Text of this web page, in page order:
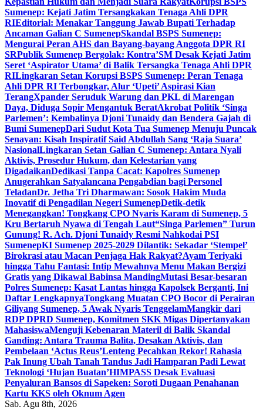
Sumenep: Kejati Jatim Tersangkakan Tenaga Ahli DPR
RIEditorial: Menakar Tanggung Jawab Bupati Terhadap
Ancaman Galian C SumenepSkandal BSPS Sumenep:
Mengurai Peran AHS dan Bayang-bayang Anggota DPR RI
SRPublik Sumenep Bergolak: Kontra’SM Desak Kejati Jatim
Seret ‘Aspirator Utama’ di Balik Tersangka Tenaga Ahli DPR
RILingkaran Setan Korupsi BSPS Sumenep: Peran Tenaga
Ahli DPR RI Terbongkar, Alur ‘Upeti’ Aspirasi Kian
TerangXpander Seruduk Warung dan PKL di Marengan
Daya, Diduga Sopir Mengantuk BeratAkrobat Politik ‘Singa
Parlemen’: Kembalinya Djoni Tunaidy dan Bendera Gajah di
Bumi SumenepDari Sudut Kota Tua Sumenep Menuju Puncak
Senayan: Kisah Inspiratif Said Abdullah Sang ‘Raja Suara’
NasionalLingkaran Setan Galian C Sumenep: Antara Nyali
Aktivis, Prosedur Hukum, dan Kelestarian yang
DigadaikanDedikasi Tanpa Cacat: Kapolres Sumenep
Anugerahkan Satyalancana Pengabdian bagi Personel
TeladanDr. Jetha Tri Dharmawan: Sosok Hakim Muda
Inovatif di Pengadilan Negeri SumenepDetik-detik
Menegangkan! Tongkang CPO Nyaris Karam di Sumenep, 5
Kru Bertaruh Nyawa di Tengah Laut“Singa Parlemen” Turun
Gunung! R. Ach. Djoni Tunaidy Resmi Nahkodai PSI
SumenepKI Sumenep 2025-2029 Dilantik: Sekadar ‘Stempel’
Birokrasi atau Macan Penjaga Hak Rakyat?Ayam Teriyaki
hingga Tahu Fantasi: Intip Mewahnya Menu Makan Bergizi
Gratis yang Dikawal Babinsa MandingMutasi Besar-besaran
Polres Sumenep: Kasat Lantas hingga Kapolsek Berganti, Ini
Daftar LengkapnyaTongkang Muatan CPO Bocor di Perairan
Giliyang Sumenep, 5 Awak Nyaris TenggelamMangkir dari
RDP DPRD Sumenep, Komitmen SKK Migas Dipertanyakan
MahasiswaMenguji Kebenaran Materil di Balik Skandal
Ganding: Antara Trauma Balita, Desakan Aktivis, dan
Pembelaan ‘Actus Reus’Lenteng Pecahkan Rekor! Rahasia
Pak Inung Ubah Tanah Tandus Jadi Hamparan Padi Lewat
Teknologi ‘Hujan Buatan’HIMPASS Desak Evaluasi
Penyaluran Bansos di Sapeken: Soroti Dugaan Penahanan
Kartu KKS oleh Oknum Agen
Sab. Agu 8th, 2026